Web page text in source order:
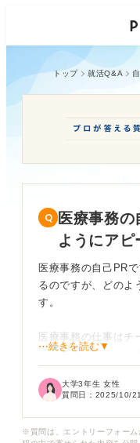
トップ 就活Q&A
医療事務
ようにアピ
医療事務の自己PR
るのですが、どのよ
す。
医療事務の仕事はチ
いるので、協調性は
がないのではないか
どのような経験をど
⋯続きを読む▼
大学3年生 女性
質問日： 2025/10/21
※質問は、エントリーフォー